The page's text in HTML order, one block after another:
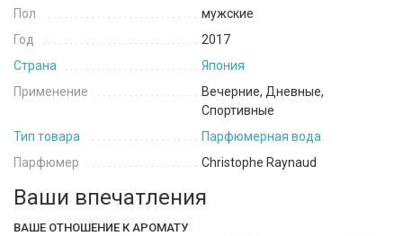
Пол
мужские
Год
2017
Страна
Япония
Применение
Вечерние, Дневные,
Спортивные
Тип товара
Парфюмерная вода
Парфюмер
Christophe Raynaud
Ваши впечатления
ВАШЕ ОТНОШЕНИЕ К АРОМАТУ